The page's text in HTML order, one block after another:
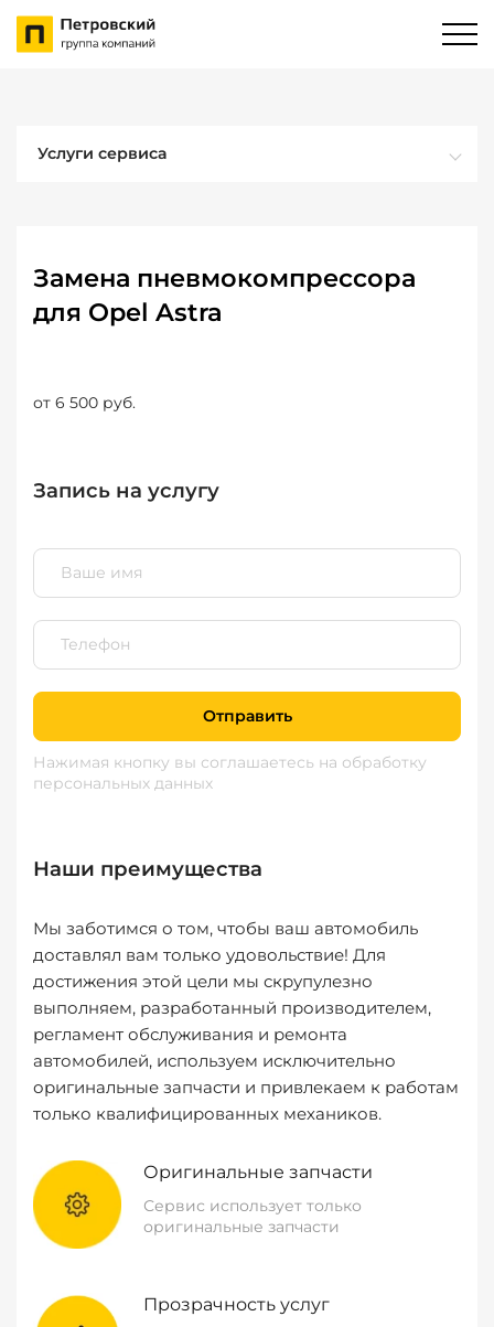
Услуги сервиса
Замена пневмокомпрессора
для Opel Astra
от 6 500 руб.
Запись на услугу
Отправить
Нажимая кнопку вы соглашаетесь на обработку
персональных данных
Наши преимущества
Мы заботимся о том, чтобы ваш автомобиль
доставлял вам только удовольствие! Для
достижения этой цели мы скрупулезно
выполняем, разработанный производителем,
регламент обслуживания и ремонта
автомобилей, используем исключительно
оригинальные запчасти и привлекаем к работам
только квалифицированных механиков.
Оригинальные запчасти
Сервис использует только
оригинальные запчасти
Прозрачность услуг